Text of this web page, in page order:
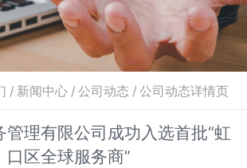
/ 新闻中心 / 公司动态 / 公司动态详情页
管理有限公司成功入选首批“虹
口区全球服务商”